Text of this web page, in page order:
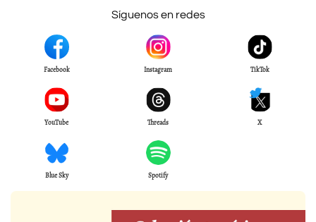
Síguenos en redes
Facebook Instagram TikTok
YouTube Threads X
Blue Sky Spotify